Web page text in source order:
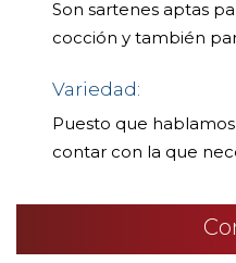
Son sartenes aptas
cocción y también
Variedad:
Puesto que
contar con la que